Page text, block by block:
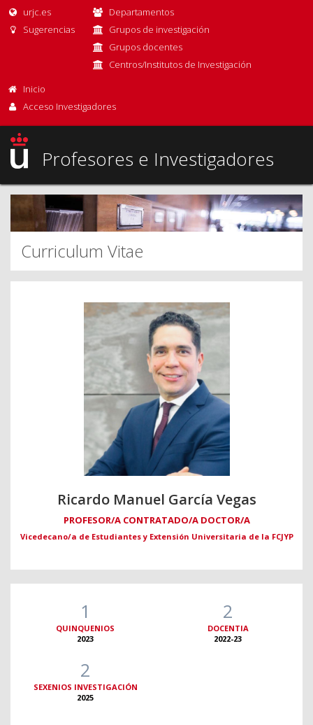
urjc.es
Sugerencias
Departamentos
Grupos de investigación
Grupos docentes
Centros/Institutos de Investigación
Inicio
Acceso Investigadores
Profesores e Investigadores
Curriculum Vitae
Ricardo Manuel García Vegas
PROFESOR/A CONTRATADO/A DOCTOR/A
Vicedecano/a de Estudiantes y Extensión Universitaria de la FCJYP
1
QUINQUENIOS
2023
2
DOCENTIA
2022-23
2
SEXENIOS INVESTIGACIÓN
2025